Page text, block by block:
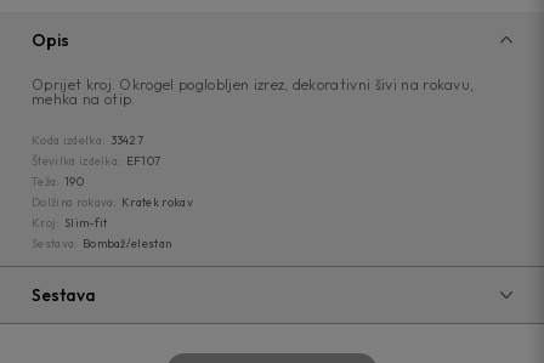
Opis
Oprijet kroj. Okrogel poglobljen izrez, dekorativni šivi na rokavu,
mehka na otip.
Koda izdelka: 33427
Številka izdelka: EF107
Teža: 190
Dolžina rokava: Kratek rokav
Kroj: Slim-fit
Sestava: Bombaž/elestan
Sestava